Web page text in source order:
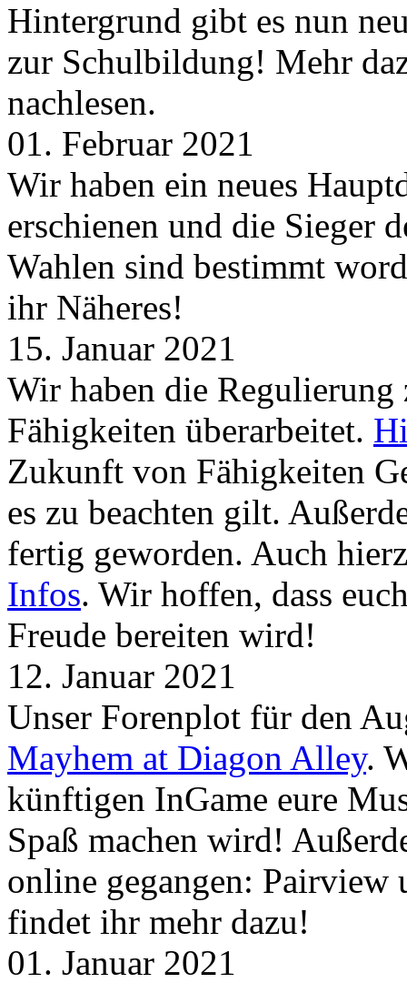
Hintergrund gibt es nun
zur Schulbildung! Mehr
nachlesen.
01. Februar 2021
Wir haben ein neues
erschienen und die Sieger
Wahlen sind bestimmt
ihr Näheres!
15. Januar 2021
Wir haben die
Fähigkeiten überarbeitet.
Zukunft von Fähigkeiten
es zu beachten gilt.
fertig geworden. Auch
Infos. Wir hoffen, dass
Freude bereiten wird!
12. Januar 2021
Unser Forenplot für den
Mayhem at Diagon Alley.
künftigen InGame eure
Spaß machen wird!
online gegangen:
findet ihr mehr dazu!
01. Januar 2021